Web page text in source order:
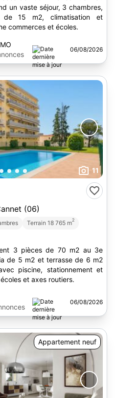
un vaste séjour, 3 chambres,
de 15 m2, climatisation et
commerces et écoles.
06/08/2026
11
(06)
Terrain 18 765 m2
3 pièces de 70 m2 au 3e
de 5 m2 et terrasse de 6 m2
piscine, stationnement et
et axes routiers.
06/08/2026
Appartement neuf